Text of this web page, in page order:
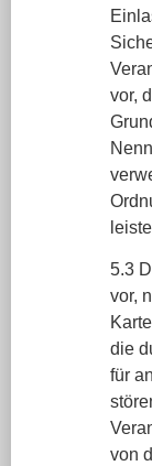
vor,
5.3
vor,
die
für
von